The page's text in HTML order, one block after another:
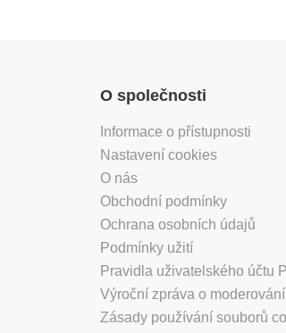
O společnosti
Informace o přístupnosti
Nastavení cookies
O nás
Obchodní podmínky
Ochrana osobních údajů
Podmínky užití
Pravidla uživatelského účtu
Výroční zpráva o
Zásady používání souborů